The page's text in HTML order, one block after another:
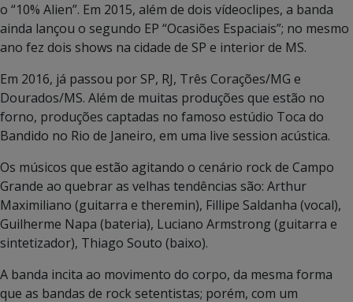
o “10% Alien”. Em 2015, além de dois vídeoclipes, a banda
ainda lançou o segundo EP “Ocasiões Espaciais”; no mesmo
ano fez dois shows na cidade de SP e interior de MS.
Em 2016, já passou por SP, RJ, Três Corações/MG e
Dourados/MS. Além de muitas produções que estão no
forno, produções captadas no famoso estúdio Toca do
Bandido no Rio de Janeiro, em uma live session acústica.
Os músicos que estão agitando o cenário rock de Campo
Grande ao quebrar as velhas tendências são: Arthur
Maximiliano (guitarra e theremin), Fillipe Saldanha (vocal),
Guilherme Napa (bateria), Luciano Armstrong (guitarra e
sintetizador), Thiago Souto (baixo).
A banda incita ao movimento do corpo, da mesma forma
que as bandas de rock setentistas; porém, com um